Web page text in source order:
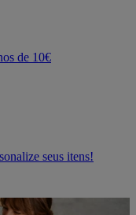
de 10€
seus itens!